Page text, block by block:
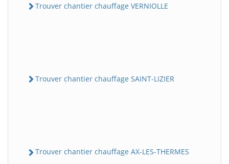
Trouver chantier chauffage VERNIOLLE
Trouver chantier chauffage SAINT-LIZIER
Trouver chantier chauffage AX-LES-THERMES